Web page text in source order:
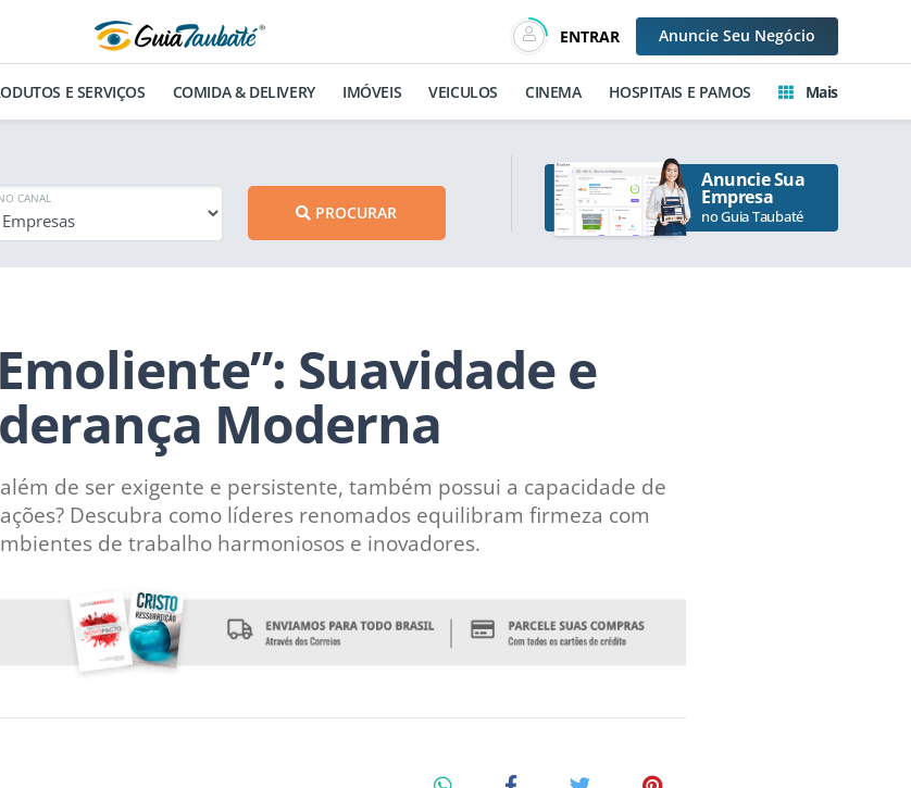
ENTRAR Anuncie Seu Negócio
E SERVIÇOS COMIDA & DELIVERY IMÓVEIS VEICULOS CINEMA HOSPITAIS E PAMOS Mais
CANAL
PROCURAR
Anuncie Sua
Empresa
no Guia Taubaté
Suavidade e
Moderna
de ser exigente e persistente, também possui a capacidade de
Descubra como líderes renomados equilibram firmeza com
de trabalho harmoniosos e inovadores.